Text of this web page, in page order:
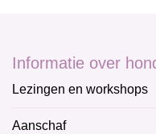
Informatie over
Lezingen en workshops
Aanschaf